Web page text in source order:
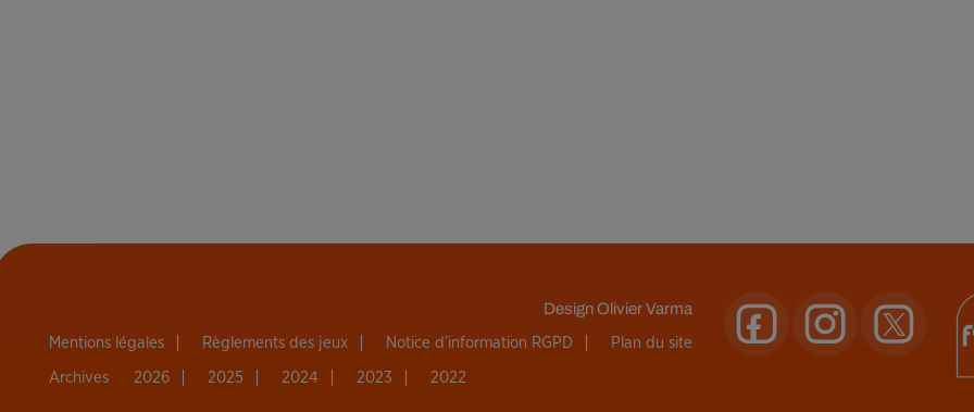
DesignOlivier Varma
Mentions légales Règlements des jeux Notice d’information RGPD Plan du site
Archives 2026 2025 2024 2023 2022